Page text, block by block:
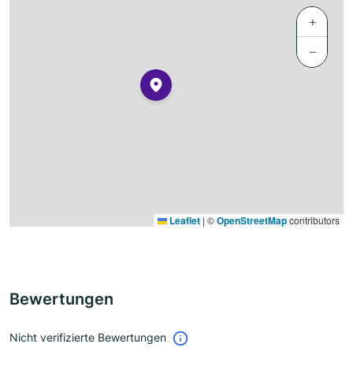
+
−
Leaflet | ©OpenStreetMapcontributors
Bewertungen
Nicht verifizierte Bewertungen